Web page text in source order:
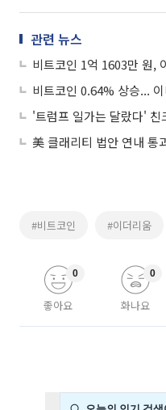
관련 뉴스
비트코인 1억 1603만 원,
#비트코인 #이더리움
좋아요
0
화나요
0